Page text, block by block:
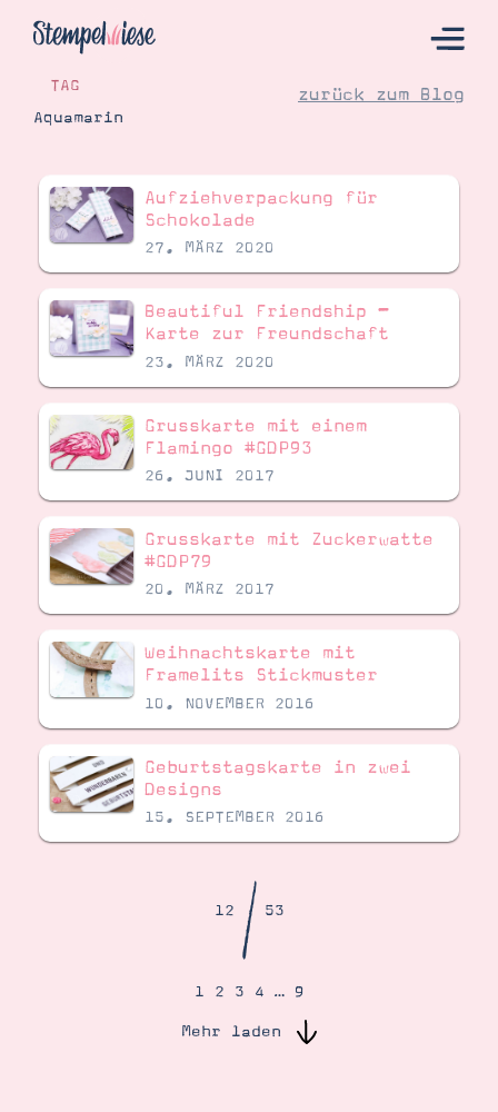
Hier Starten
Katalog
Bestellen
Demonstrator werden
Blog
Gutscheine
Produkte erklärt
Über mich
Über Stampin’ Up!
Tipps & Tricks
Ordnungstipps
TAG
Aquamarin
zurück zum Blog
Aufziehverpackung für
Schokolade
27. MÄRZ 2020
Beautiful Friendship –
Karte zur Freundschaft
23. MÄRZ 2020
Grusskarte mit einem
Flamingo #GDP93
26. JUNI 2017
Grusskarte mit Zuckerwatte
#GDP79
20. MÄRZ 2017
Weihnachtskarte mit
Framelits Stickmuster
10. NOVEMBER 2016
Geburtstagskarte in zwei
Designs
15. SEPTEMBER 2016
12/53
1 2 3 4 … 9
Mehr laden